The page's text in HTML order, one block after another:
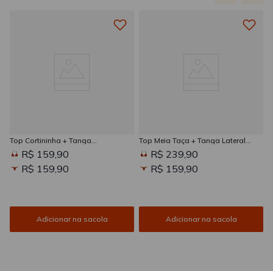
Top Cortininha + Tanga
Amarradinha Estampada Sun
KissedR$ 159,90
R$ 159,90
Adicionar na sacola
Top Meia Taça + Tanga Lateral
Larga Estampada Sun Kissed
R$ 239,90
R$ 159,90
Adicionar na sacola